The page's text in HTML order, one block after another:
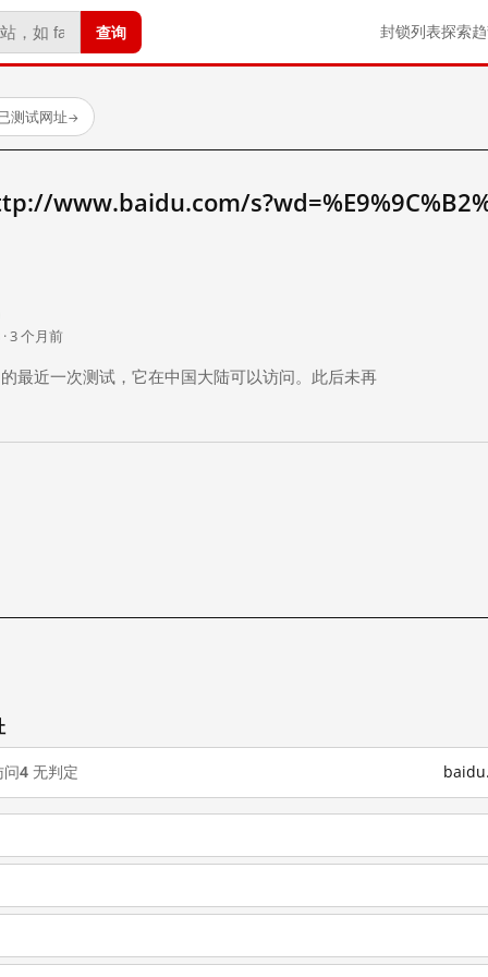
查询 封锁列表探索
测试网址→
www.baidu.com/
3 个月前
最近一次测试，它在中国大陆可以访问。此后未再
问4 无判定